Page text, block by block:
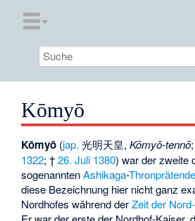
Kōmyō
Kōmyō (jap. 光明天皇,Kōmyō-tennō
1322; †26. Juli 1380) war der zweite
sogenanntenAshikaga-
diese Bezeichnung hier nicht ganz
Nordhofes während derZeit der